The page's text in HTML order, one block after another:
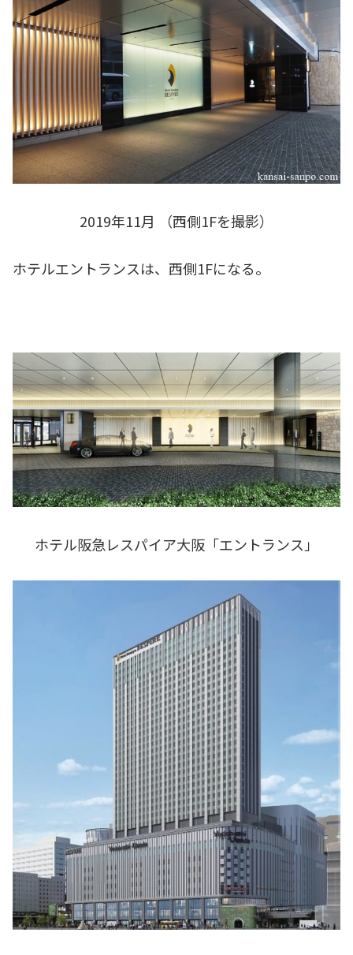
2019年11月 （西側1Fを撮影）
ホテルエントランスは、西側1Fになる。
ホテル阪急レスパイア大阪「エントランス」